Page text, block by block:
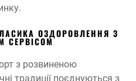
ОЗДОРОВЛЕННЯ З
СЕРВІСОМ
з розвиненою
традиції поєднуються з